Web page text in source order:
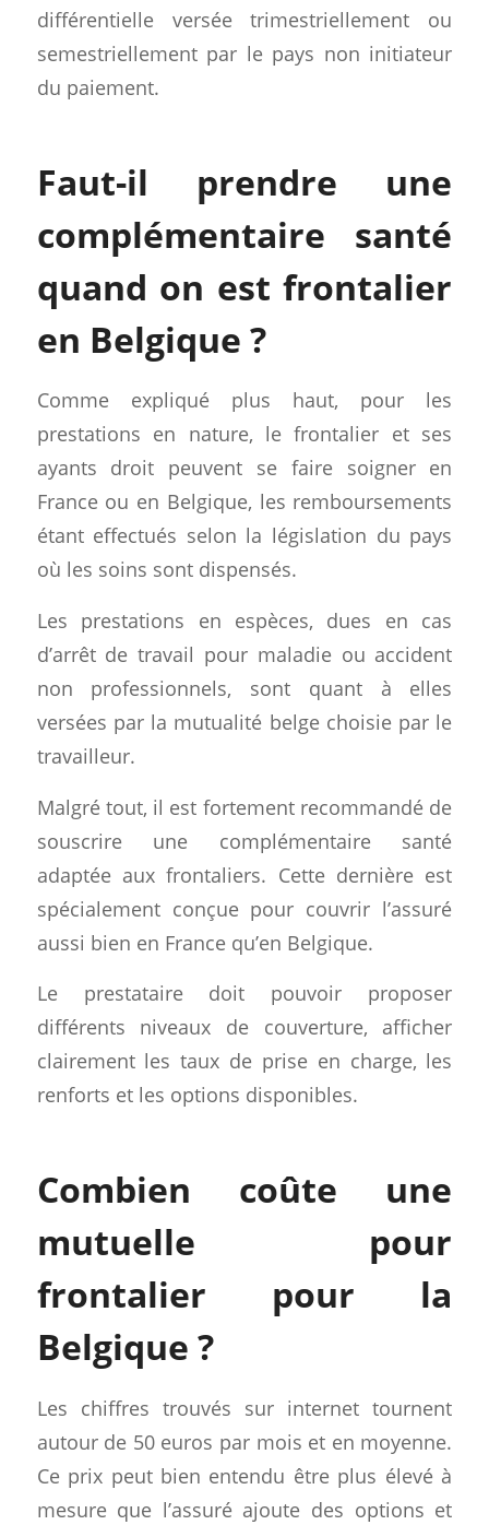
différentielle versée trimestriellement ou
semestriellement par le pays non initiateur
du paiement.
Faut-il prendre une
complémentaire santé
quand on est frontalier
en Belgique ?
Comme expliqué plus haut, pour les
prestations en nature, le frontalier et ses
ayants droit peuvent se faire soigner en
France ou en Belgique, les remboursements
étant effectués selon la législation du pays
où les soins sont dispensés.
Les prestations en espèces, dues en cas
d’arrêt de travail pour maladie ou accident
non professionnels, sont quant à elles
versées par la mutualité belge choisie par le
travailleur.
Malgré tout, il est fortement recommandé de
souscrire une complémentaire santé
adaptée aux frontaliers. Cette dernière est
spécialement conçue pour couvrir l’assuré
aussi bien en France qu’en Belgique.
Le prestataire doit pouvoir proposer
différents niveaux de couverture, afficher
clairement les taux de prise en charge, les
renforts et les options disponibles.
Combien coûte une
mutuelle pour
frontalier pour la
Belgique ?
Les chiffres trouvés sur internet tournent
autour de 50 euros par mois et en moyenne.
Ce prix peut bien entendu être plus élevé à
mesure que l’assuré ajoute des options et